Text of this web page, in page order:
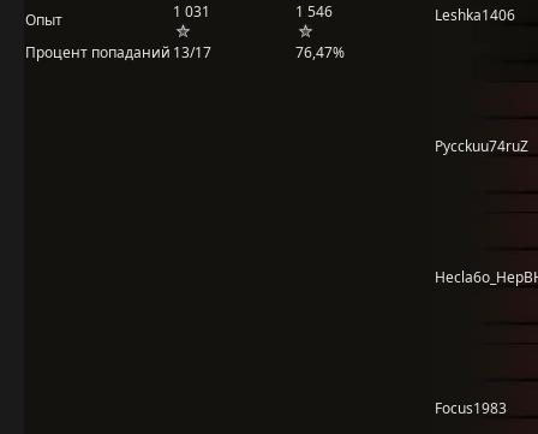
Опыт 1 031
1 546
Процент попаданий 13/17 76,47%
Leshka1406
Pycckuu74ruZ
Focus1983